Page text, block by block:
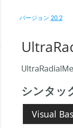
バージョン20.2
シンタッ
Visual